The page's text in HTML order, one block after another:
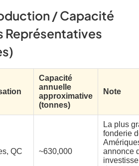
/ Capacité
Représentatives
Capacité
annuelle
approximative
(tonnes)
Note
QC ~630,000
La plus
fonderie
annonce